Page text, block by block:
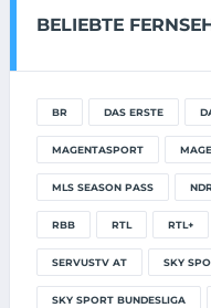
BELIEBTE
BR DAS ERSTE
MAGENTASPORT
MLS SEASON PASS
RBB RTL RTL+
SERVUSTV AT SKY
SKY SPORT BUNDESLIGA